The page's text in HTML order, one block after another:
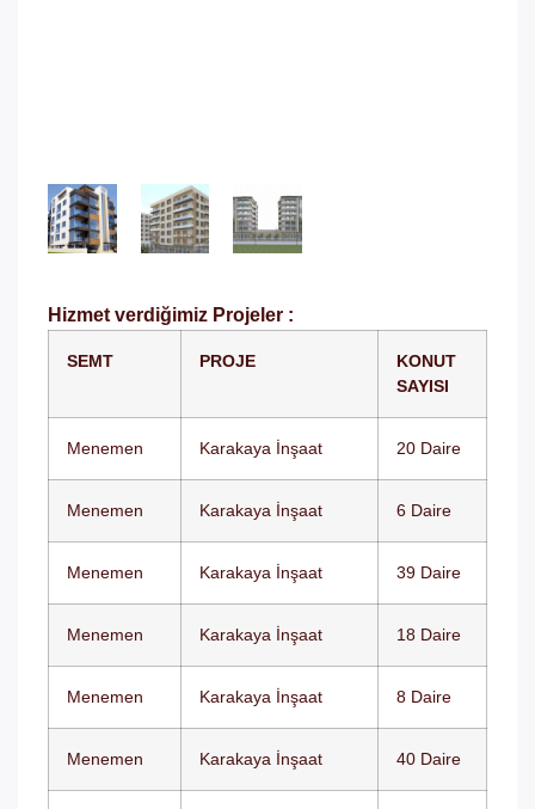
Hizmet verdiğimiz Projeler :
SEMT PROJE
KONUT
SAYISI
Menemen Karakaya İnşaat 20 Daire
Menemen Karakaya İnşaat 6 Daire
Menemen Karakaya İnşaat 39 Daire
Menemen Karakaya İnşaat 18 Daire
Menemen Karakaya İnşaat 8 Daire
Menemen Karakaya İnşaat 40 Daire